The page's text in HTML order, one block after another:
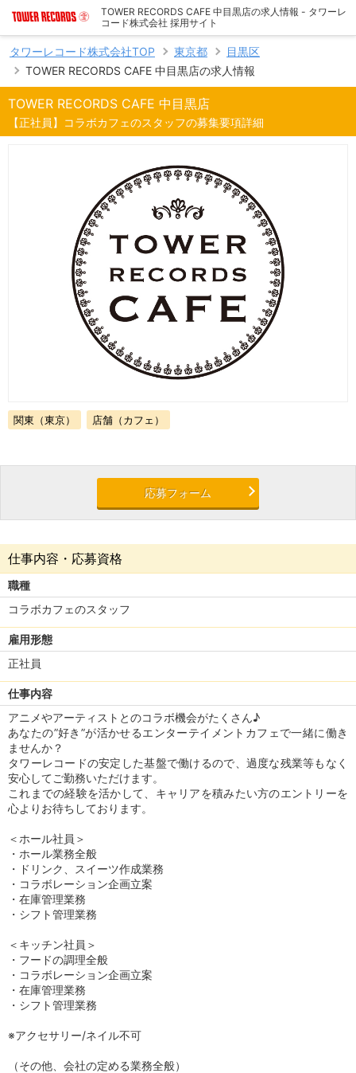
TOWER RECORDS CAFE 中目黒店の求人情報 - タワーレ
コード株式会社 採用サイト
タワーレコード株式会社TOP 東京都
目黒区
TOWER RECORDS CAFE 中目黒店の求人情報
TOWER RECORDS CAFE 中目黒店
【正社員】コラボカフェのスタッフの募集要項詳細
関東（東京） 店舗（カフェ）
応募フォーム
仕事内容・応募資格
職種
コラボカフェのスタッフ
雇用形態
正社員
仕事内容
アニメやアーティストとのコラボ機会がたくさん♪
あなたの”好き”が活かせるエンターテイメントカフェで一緒に働き
ませんか？
タワーレコードの安定した基盤で働けるので、過度な残業等もなく
安心してご勤務いただけます。
これまでの経験を活かして、キャリアを積みたい方のエントリーを
心よりお待ちしております。
＜ホール社員＞
・ホール業務全般
・ドリンク、スイーツ作成業務
・コラボレーション企画立案
・在庫管理業務
・シフト管理業務
＜キッチン社員＞
・フードの調理全般
・コラボレーション企画立案
・在庫管理業務
・シフト管理業務
※アクセサリー/ネイル不可
（その他、会社の定める業務全般）